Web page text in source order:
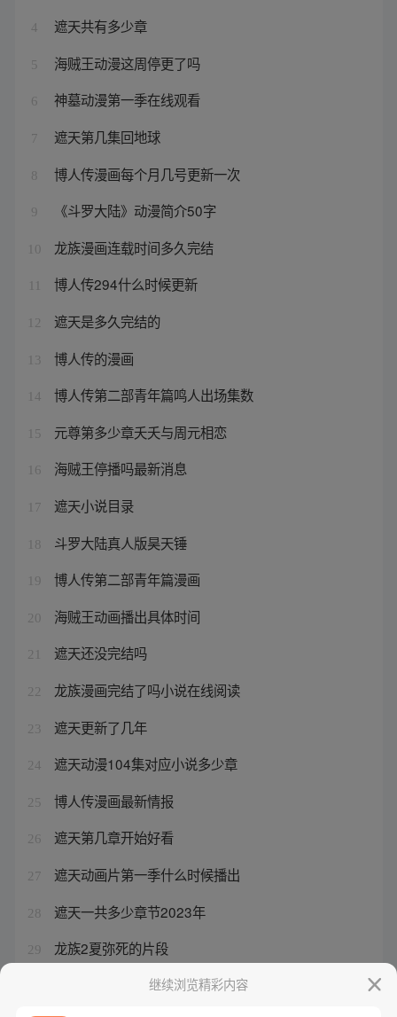
4 遮天共有多少章
5 海贼王动漫这周停更了吗
6 神墓动漫第一季在线观看
7 遮天第几集回地球
8 博人传漫画每个月几号更新一次
9 《斗罗大陆》动漫简介50字
10 龙族漫画连载时间多久完结
博人传294什么时候更新
12 遮天是多久完结的
13 博人传的漫画
14 博人传第二部青年篇鸣人出场集数
15 元尊第多少章夭夭与周元相恋
16 海贼王停播吗最新消息
17 遮天小说目录
18 斗罗大陆真人版昊天锤
19 博人传第二部青年篇漫画
20 海贼王动画播出具体时间
21 遮天还没完结吗
22 龙族漫画完结了吗小说在线阅读
23 遮天更新了几年
24 遮天动漫104集对应小说多少章
25 博人传漫画最新情报
26 遮天第几章开始好看
27 遮天动画片第一季什么时候播出
28 遮天一共多少章节2023年
29 龙族2夏弥死的片段
博人传漫画后续进展最新继续浏览精彩内容